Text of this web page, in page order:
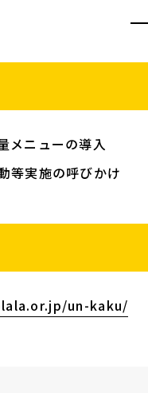
メニューの導入
等実施の呼びかけ
un-kaku/